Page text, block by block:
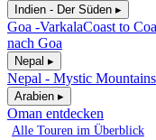
Indien - Der Süden ▸
Goa -VarkalaCoast to
nach Goa
Nepal ▸
Nepal - Mystic Mountains
Arabien ▸
Oman entdecken
Alle Touren im Überblick